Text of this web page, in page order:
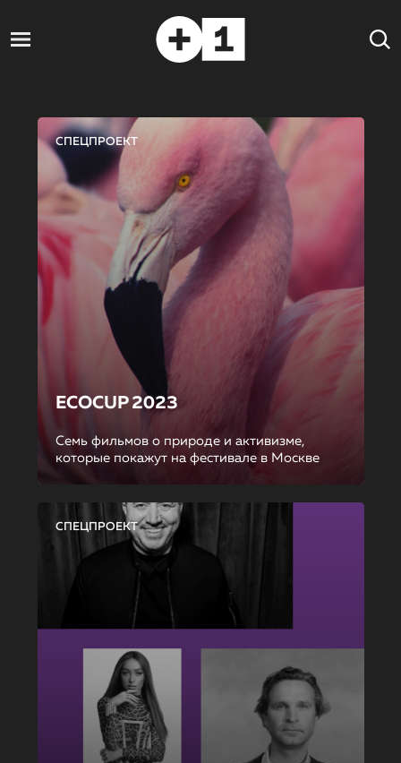
СПЕЦПРОЕКТ
ECOCUP 2023
Семь фильмов о природе и активизме,
которые покажут на фестивале в Москве
СПЕЦПРОЕКТ